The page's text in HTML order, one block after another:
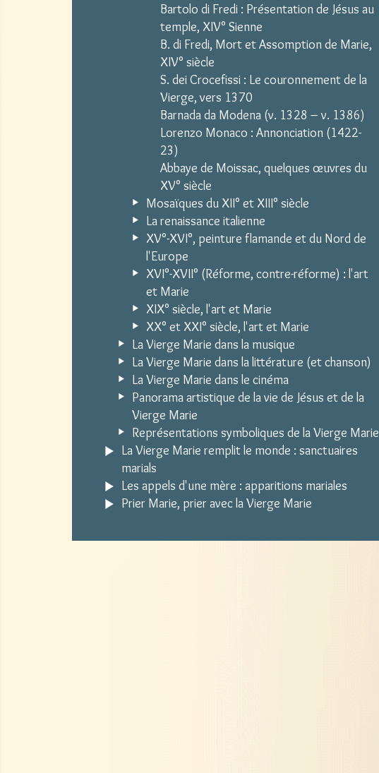
Bartolo di Fredi : Présentation de Jésus au
temple, XIV° Sienne
B. di Fredi, Mort et Assomption de Marie,
XIV° siècle
S. dei Crocefissi : Le couronnement de la
Vierge, vers 1370
Barnada da Modena (v. 1328 – v. 1386)
Lorenzo Monaco : Annonciation (1422-
23)
Abbaye de Moissac, quelques œuvres du
XV° siècle
Mosaïques du XII° et XIII° siècle
La renaissance italienne
XV°-XVI°, peinture flamande et du Nord de
l'Europe
XVI°-XVII° (Réforme, contre-réforme) : l'art
et Marie
XIX° siècle, l'art et Marie
XX° et XXI° siècle, l'art et Marie
La Vierge Marie dans la musique
La Vierge Marie dans la littérature (et chanson)
La Vierge Marie dans le cinéma
Panorama artistique de la vie de Jésus et de la
Vierge Marie
Représentations symboliques de la Vierge Marie
La Vierge Marie remplit le monde : sanctuaires
marials
Les appels d'une mère : apparitions mariales
Prier Marie, prier avec la Vierge Marie